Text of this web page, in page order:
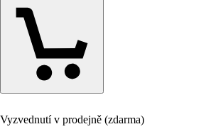
Vyzvednutí v prodejně (zdarma)